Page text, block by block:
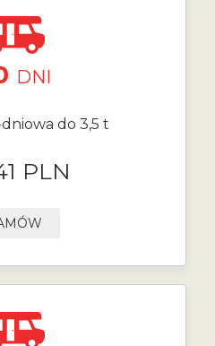
DNI
do 3,5 t
PLN